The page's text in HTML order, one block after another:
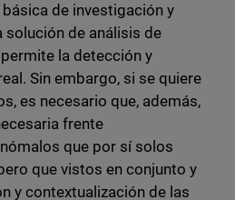
de investigación y
solución de análisis de
la detección y
Sin embargo, si se quiere
es necesario que, además,
frente
que por sí solos
que vistos en conjunto y
y contextualización de las